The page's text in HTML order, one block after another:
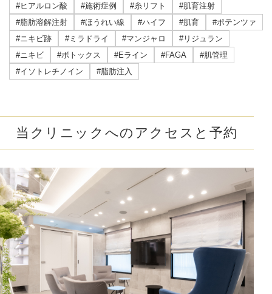
#ヒアルロン酸 #施術症例 #糸リフト
#肌育注射
#脂肪溶解注射
#ほうれい線 #ハイフ #肌育
#ポテンツァ
#ニキビ跡
#ミラドライ #マンジャロ
#リジュラン
#ニキビ
#ボトックス #Eライン #FAGA
#肌管理
#イソトレチノイン
#脂肪注入
当クリニックへのアクセスと予約